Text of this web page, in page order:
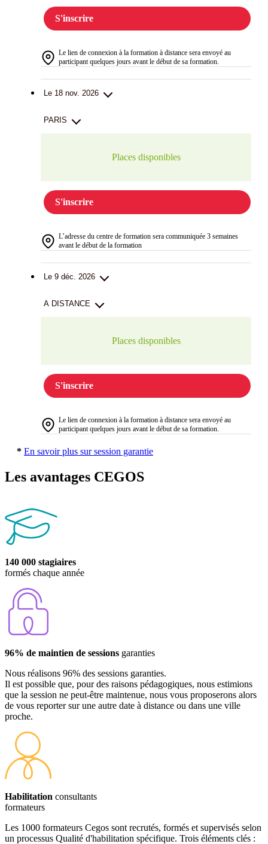
S'inscrire
Le lien de connexion à la formation à distance sera envoyé au
participant quelques jours avant le début de sa formation.
Le 18 nov. 2026
PARIS
Places disponibles
S'inscrire
L’adresse du centre de formation sera communiquée 3 semaines
avant le début de la formation
Le 9 déc. 2026
A DISTANCE
Places disponibles
S'inscrire
Le lien de connexion à la formation à distance sera envoyé au
participant quelques jours avant le début de sa formation.
* En savoir plus sur session garantie
Les avantages CEGOS
140 000 stagiaires
formés chaque année
96% de maintien de sessions garanties
Nous réalisons 96% des sessions garanties.
Il est possible que, pour des raisons pédagogiques, nous estimions
que la session ne peut-être maintenue, nous vous proposerons alors
de vous reporter sur une autre date à distance ou dans une ville
proche.
Habilitation consultants
formateurs
Les 1000 formateurs Cegos sont recrutés, formés et supervisés selon
un processus Qualité d'habilitation spécifique. Trois éléments clés :